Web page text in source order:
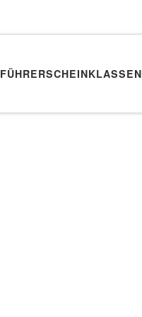
FÜHRERSCHEINKLASSEN